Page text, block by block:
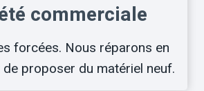
commerciale
forcées. Nous réparons en
proposer du matériel neuf.